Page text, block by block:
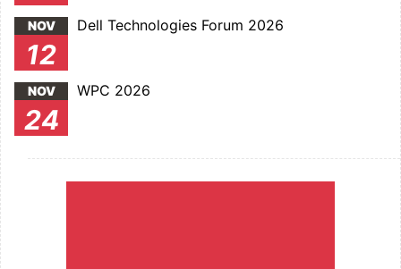
NOV
12
Dell Technologies Forum 2026
NOV
24
WPC 2026